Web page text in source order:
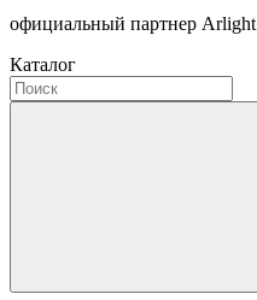
официальный партнер Arlight
Каталог